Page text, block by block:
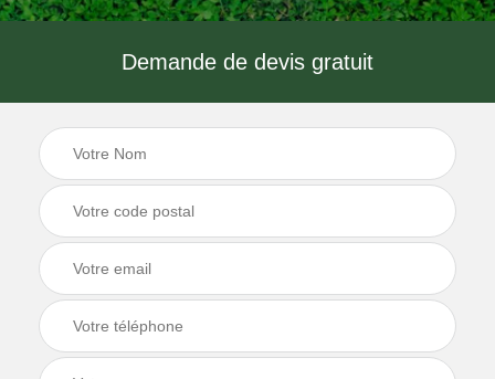
Demande de devis gratuit